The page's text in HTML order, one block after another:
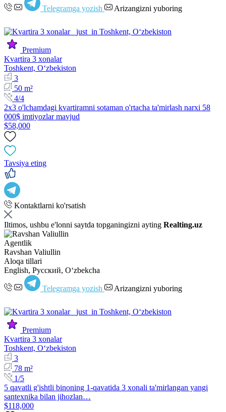
Telegramga yozish Arizangizni yuboring
Premium
Kvartira 3 xonalar
Toshkent, Oʻzbekiston
3
50 m²
4/4
2x3 o'lchamdagi kvartiramni sotaman o'rtacha ta'mirlash narxi 58
000$ imtiyozlar mavjud
$58,000
Tavsiya eting
Kontaktlarni ko'rsatish
Iltimos, ushbu e'lonni saytda topganingizni ayting Realting.uz
Agentlik
Ravshan Valiullin
Aloqa tillari
English, Русский, Oʻzbekcha
Telegramga yozish Arizangizni yuboring
Premium
Kvartira 3 xonalar
Toshkent, Oʻzbekiston
3
78 m²
1/5
5 qavatli g'ishtli binoning 1-qavatida 3 xonali ta'mirlangan yangi
santexnika bilan jihozlan…
$118,000